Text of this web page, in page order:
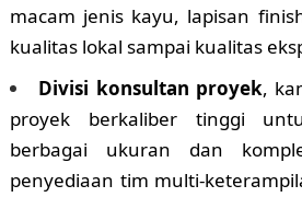
macam jenis kayu, lapisan
kualitas lokal sampai kualitas
Divisi konsultan proyek,
proyek berkaliber tinggi
berbagai ukuran dan
penyediaan tim multi-